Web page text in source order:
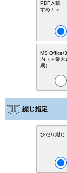
PDF入稿
すめ！＞
MS Office/
内（＋最大
期）
綴じ指定
ひだり綴じ